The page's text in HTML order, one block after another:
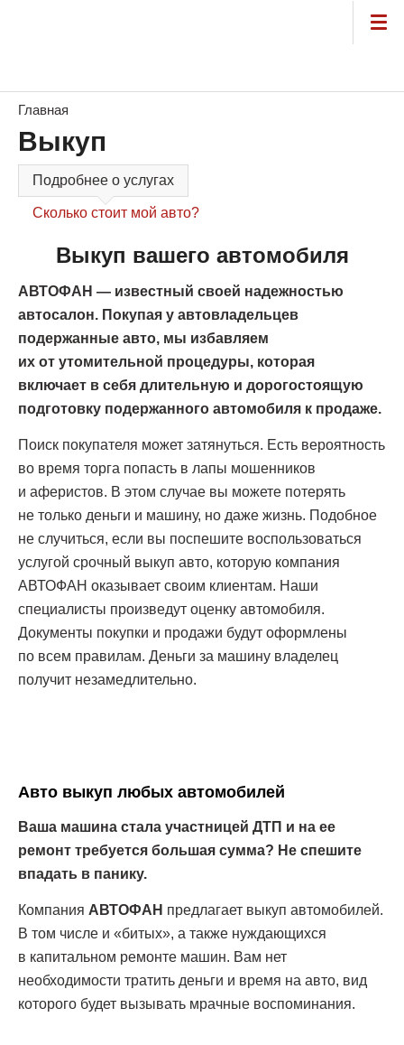
Главная
Выкуп
Подробнее о услугах
Сколько стоит мой авто?
Выкуп вашего автомобиля
АВТОФАН — известный своей надежностью
автосалон. Покупая у автовладельцев
подержанные авто, мы избавляем
их от утомительной процедуры, которая
включает в себя длительную и дорогостоящую
подготовку подержанного автомобиля к продаже.
Поиск покупателя может затянуться. Есть вероятность
во время торга попасть в лапы мошенников
и аферистов. В этом случае вы можете потерять
не только деньги и машину, но даже жизнь. Подобное
не случиться, если вы поспешите воспользоваться
услугой срочный выкуп авто, которую компания
АВТОФАН оказывает своим клиентам. Наши
специалисты произведут оценку автомобиля.
Документы покупки и продажи будут оформлены
по всем правилам. Деньги за машину владелец
получит незамедлительно.
Авто выкуп любых автомобилей
Ваша машина стала участницей ДТП и на ее
ремонт требуется большая сумма? Не спешите
впадать в панику.
Компания АВТОФАН предлагает выкуп автомобилей.
В том числе и «битых», а также нуждающихся
в капитальном ремонте машин. Вам нет
необходимости тратить деньги и время на авто, вид
которого будет вызывать мрачные воспоминания.